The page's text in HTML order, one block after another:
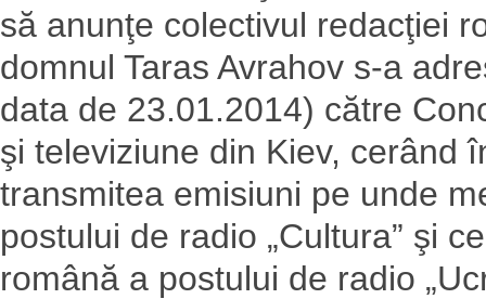
să anunţe colectivul redacţiei
domnul Taras Avrahov s-a
data de 23.01.2014) către
şi televiziune din Kiev, cerând
transmitea emisiuni pe unde
postului de radio „Cultura” şi
română a postului de radio